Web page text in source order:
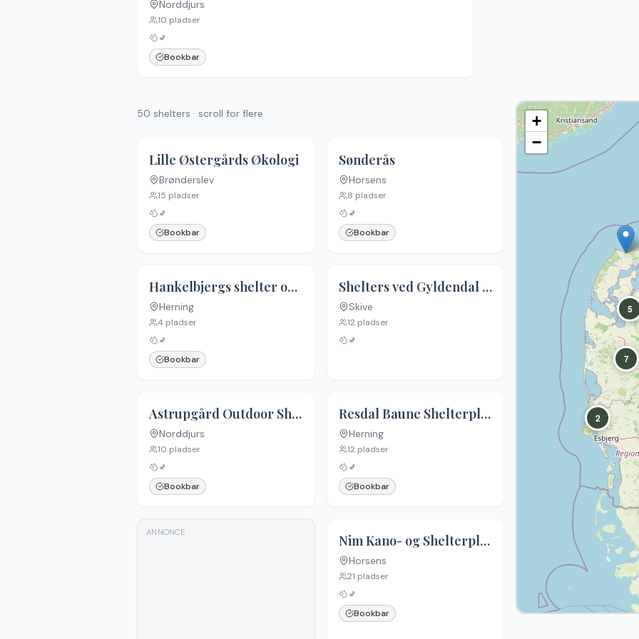
Norddjurs
10 pladser
🚽
Bookbar
50 shelters · scroll for flere
Lille Østergårds Økologi
Brønderslev
15 pladser
🚽
Bookbar
Sønderås
Horsens
8 pladser
🚽
Bookbar
Hankelbjergs shelter og bålhytte
Herning
4 pladser
🚽
Bookbar
4.2( Shelters ved Gyldendal Havn
Skive
12pladser
🚽
Astrupgård Outdoor Shelterplads
Norddjurs
10 pladser
🚽
Bookbar
Resdal Baune Shelterplads, Sørvad
Herning
12pladser
🚽
Bookbar
ANNONCE 5.0(Nim Kano- og Shelterplads
Horsens
21 pladser
🚽
Bookbar
2
5
7
+
−